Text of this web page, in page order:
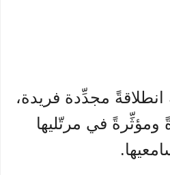
انطلاقةً مجدِّدة فريدة،
ومؤثِّرةً في مرتّليها